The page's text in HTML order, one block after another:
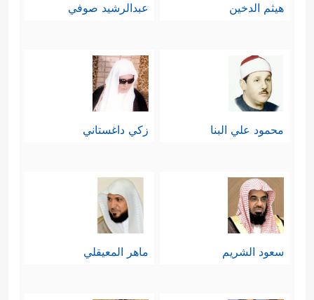
هيثم الدخين عبدالرشيد صوفي
محمود علي البنا زكي داغستاني
سعود الشريم ماهر المعيقلي